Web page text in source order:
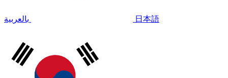
بالعربية 日本語